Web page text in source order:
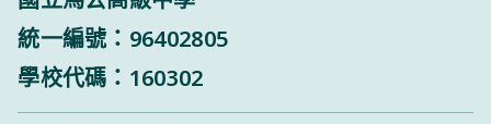
統一編號：96402805
學校代碼：160302